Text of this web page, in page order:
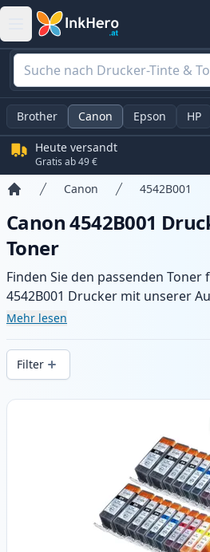
Brother Canon Epson HP
Heute versandt
Gratis ab 49 €
Canon 4542B001
Canon 4542B001
Toner
Finden Sie den passenden Toner
4542B001 Drucker mit unserer
und XL-Patronen. Profitieren Sie
in .
Mehr lesen
Filter
Produkte